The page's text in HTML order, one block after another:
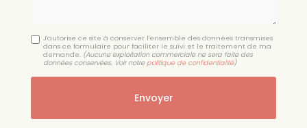
J'autorise ce site à conserver l'ensemble des données transmises
dans ce formulaire pour faciliter le suivi et le traitement de ma
demande. (Aucune exploitation commerciale ne sera faite des
données conservées. Voir notre politique de confidentialité)